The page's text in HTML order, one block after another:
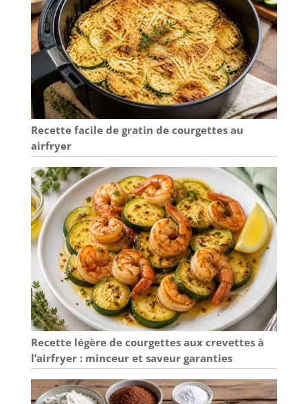
Recette facile de gratin de courgettes au
airfryer
Recette légère de courgettes aux crevettes à
l’airfryer : minceur et saveur garanties